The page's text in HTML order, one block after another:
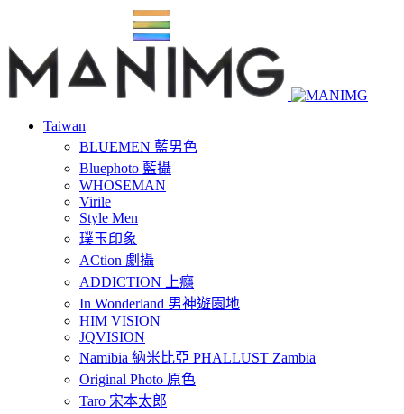
Taiwan
BLUEMEN 藍男色
Bluephoto 藍攝
WHOSEMAN
Virile
Style Men
璞玉印象
ACtion 劇攝
ADDICTION 上癮
In Wonderland 男神遊園地
HIM VISION
JQVISION
Namibia 納米比亞 PHALLUST Zambia
Original Photo 原色
Taro 宋本太郎